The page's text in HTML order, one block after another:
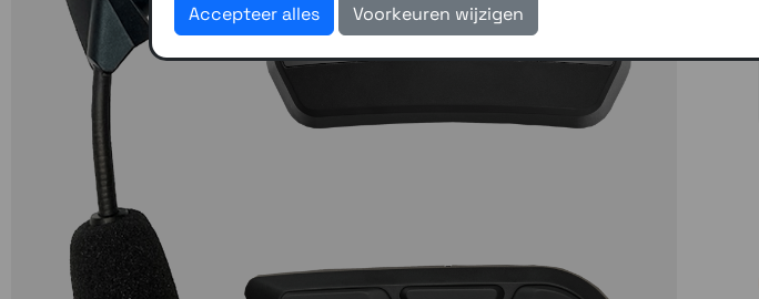
Accepteer alles Voorkeuren wijzigen